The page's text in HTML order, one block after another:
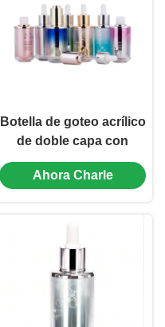
Botella de goteo acrílico
de doble capa con
revestimiento interior de
PP de 30 ml/45 ml a
Ahora Charle